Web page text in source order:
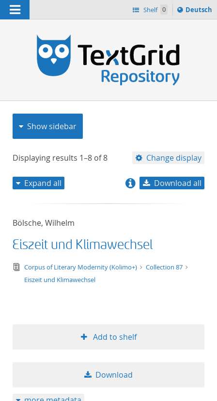
Navigation Shelf 0
Sprache
ï¿½ndern
Deutsch
Show sidebar
Displaying results 1–8 of8 Change display
title descending
Expand all Download all
Bölsche, Wilhelm
Eiszeit und Klimawechsel
text/tg.edition+tg.aggregation+xml
Corpus of Literary Modernity (Kolimo+)
Collection 87
Eiszeit und Klimawechsel
Add to shelf
Download